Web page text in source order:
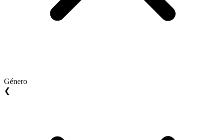
Género
❮